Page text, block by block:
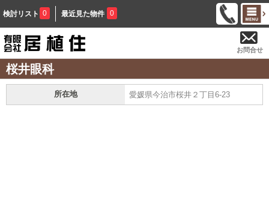
検討リスト 0 最近見た物件 0
お問合せ
桜井眼科
所在地 愛媛県今治市桜井２丁目6-23